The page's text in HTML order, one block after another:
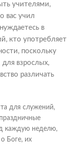
учителями,
вас учил
в
кто употребляет
поскольку
взрослых,
различать
для служений,
каждую неделю,
Боге, их